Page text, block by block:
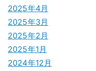
2025年4月
2025年3月
2025年2月
2025年1月
2024年12月